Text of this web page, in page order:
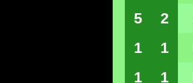
5 2
1 1
1 1